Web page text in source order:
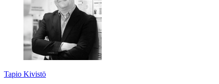
Tapio Kivistö